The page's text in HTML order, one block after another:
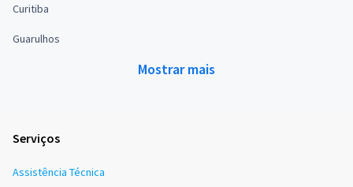
Curitiba
Guarulhos
Mostrar mais
Serviços
Assistência Técnica